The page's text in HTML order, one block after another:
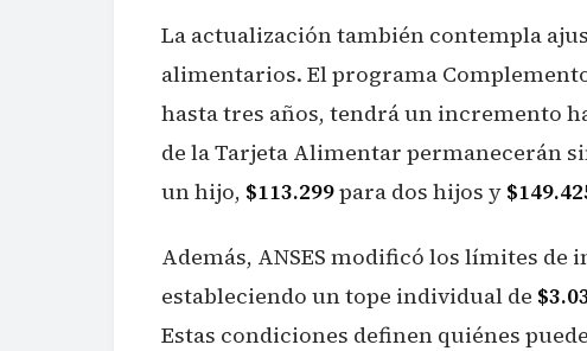
La actualización también contempla
alimentarios. El programa
hasta tres años, tendrá un incremento
de la Tarjeta Alimentar permanecerán
un hijo, $113.299para dos hijos y
Además, ANSES modificó los límites de
estableciendo un tope individual de
Estas condiciones definen quiénes